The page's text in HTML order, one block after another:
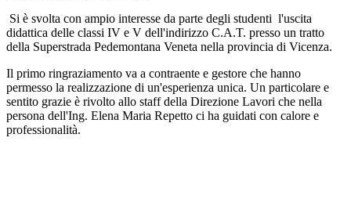
Si è svolta con ampio interesse da parte degli studenti l'uscita
didattica delle classi IV e V dell'indirizzo C.A.T. presso un tratto
della Superstrada Pedemontana Veneta nella provincia di Vicenza.
Il primo ringraziamento va a contraente e gestore che hanno
permesso la realizzazione di un'esperienza unica. Un particolare e
sentito grazie è rivolto allo staff della Direzione Lavori che nella
persona dell'Ing. Elena Maria Repetto ci ha guidati con calore e
professionalità.